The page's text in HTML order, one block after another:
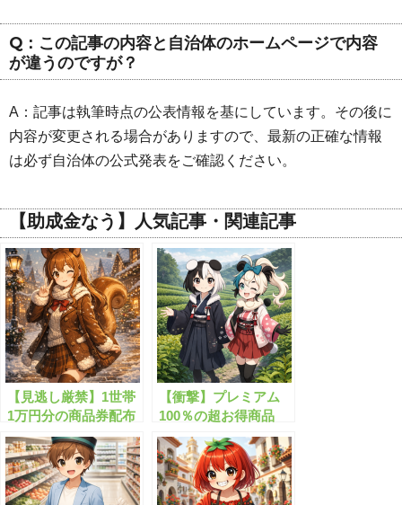
Q：この記事の内容と自治体のホームページで内容
が違うのですが？
A：記事は執筆時点の公表情報を基にしています。その後に
内容が変更される場合がありますので、最新の正確な情報
は必ず自治体の公式発表をご確認ください。
【助成金なう】人気記事・関連記事
【見逃し厳禁】1世帯
1万円分の商品券配布
がスタート！
【衝撃】プレミアム
100％の超お得商品
券、今すぐ確認！